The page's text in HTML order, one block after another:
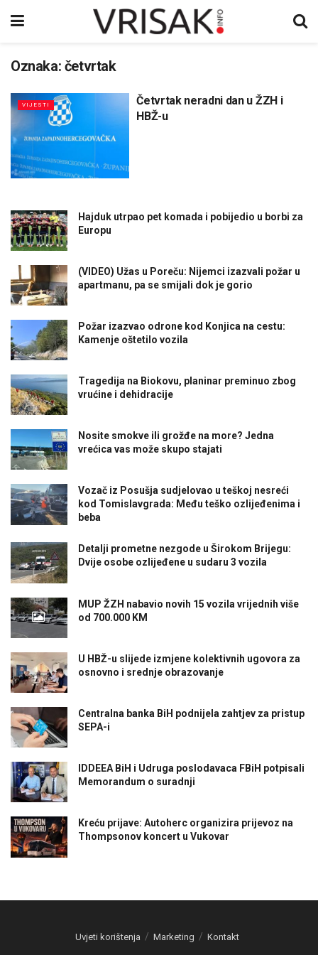
Oznaka: četvrtak
VIJESTI
Četvrtak neradni dan u ŽZH i
HBŽ-u
Hajduk utrpao pet komada i pobijedio u borbi za
Europu
(VIDEO) Užas u Poreču: Nijemci izazvali požar u
apartmanu, pa se smijali dok je gorio
Požar izazvao odrone kod Konjica na cestu:
Kamenje oštetilo vozila
Tragedija na Biokovu, planinar preminuo zbog
vrućine i dehidracije
Nosite smokve ili grožđe na more? Jedna
vrećica vas može skupo stajati
Vozač iz Posušja sudjelovao u teškoj nesreći
kod Tomislavgrada: Među teško ozlijeđenima i
beba
Detalji prometne nezgode u Širokom Brijegu:
Dvije osobe ozlijeđene u sudaru 3 vozila
MUP ŽZH nabavio novih 15 vozila vrijednih više
od 700.000 KM
U HBŽ-u slijede izmjene kolektivnih ugovora za
osnovno i srednje obrazovanje
Centralna banka BiH podnijela zahtjev za pristup
SEPA-i
IDDEEA BiH i Udruga poslodavaca FBiH potpisali
Memorandum o suradnji
Kreću prijave: Autoherc organizira prijevoz na
Thompsonov koncert u Vukovar
Uvjeti korištenja Marketing Kontakt